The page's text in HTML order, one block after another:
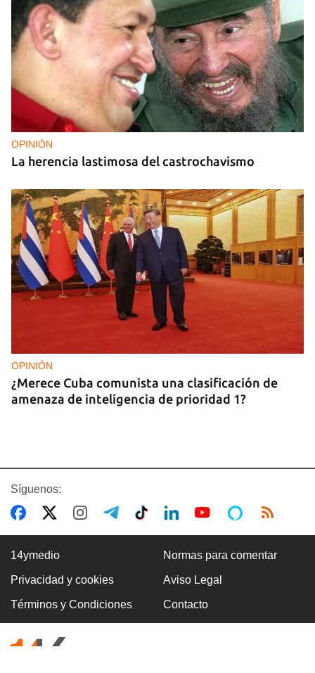
OPINIÓN
La herencia lastimosa del castrochavismo
OPINIÓN
¿Merece Cuba comunista una clasificación de
amenaza de inteligencia de prioridad 1?
ASALTOS
"Cuba entera es una boca de lobo"
Síguenos:
14ymedio Normas para comentar
Privacidad y cookies Aviso Legal
Términos y Condiciones Contacto